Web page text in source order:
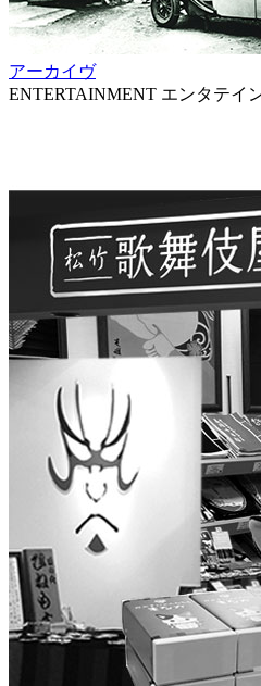
アーカイヴ
ENTERTAINMENT エンタテイ